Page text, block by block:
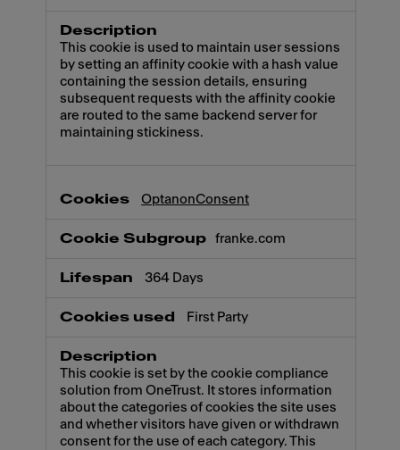
This cookie is used to maintain user sessions
by setting an affinity cookie with a hash value
containing the session details, ensuring
subsequent requests with the affinity cookie
are routed to the same backend server for
maintaining stickiness.
OptanonConsent
franke.com
364 Days
First Party
This cookie is set by the cookie compliance
solution from OneTrust. It stores information
about the categories of cookies the site uses
and whether visitors have given or withdrawn
consent for the use of each category. This